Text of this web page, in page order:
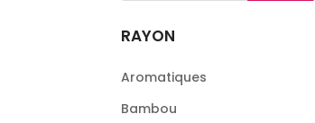
RAYON
Aromatiques
Bambou